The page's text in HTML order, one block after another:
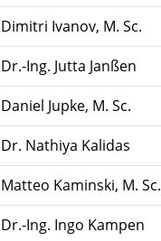
Dimitri Ivanov, M. Sc.
Dr.-Ing. Jutta Janßen
Daniel Jupke, M. Sc.
Dr. Nathiya Kalidas
Matteo Kaminski, M. Sc.
Dr.-Ing. Ingo Kampen